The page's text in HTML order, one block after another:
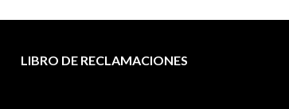
LIBRO DE RECLAMACIONES